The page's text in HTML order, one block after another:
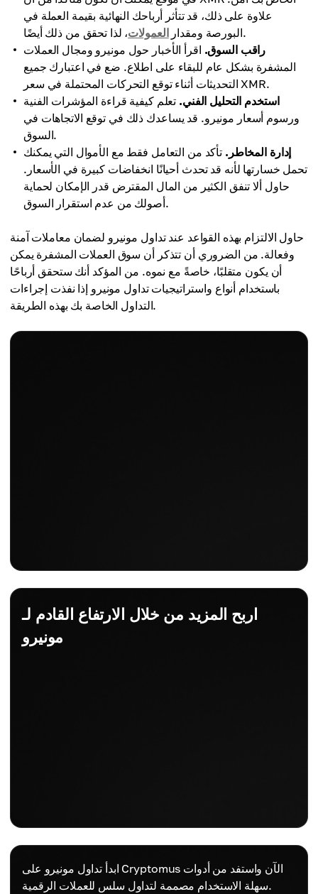
علاوة على ذلك، قد تتأثر أرباحك النهائية بقيمة العملة في
البورصة ومقدار العمولات
، لذا تحقق من ذلك أيضًا.
راقب السوق. اقرأ الأخبار حول مونيرو ومجال العملات
المشفرة بشكل عام للبقاء على اطلاع. ضع في اعتبارك جميع
التحديثات أثناء توقع التحركات المحتملة في سعر XMR.
استخدم التحليل الفني. تعلم كيفية قراءة المؤشرات الفنية
ورسوم أسعار مونيرو. قد يساعدك ذلك في توقع الاتجاهات في
السوق.
إدارة المخاطر. تأكد من التعامل فقط مع الأموال التي يمكنك
تحمل خسارتها لأنه قد تحدث أحيانًا انخفاضات كبيرة في الأسعار.
حاول ألا تنفق الكثير من المال المقترض قدر الإمكان لحماية
أصولك من عدم استقرار السوق.
حاول الالتزام بهذه القواعد عند تداول مونيرو لضمان معاملات آمنة
وفعالة. من الضروري أن تتذكر أن سوق العملات المشفرة يمكن
أن يكون متقلبًا، خاصةً مع نموه. من المؤكد أنك ستحقق أرباحًا
باستخدام أنواع واستراتيجيات تداول مونيرو إذا نفذت إجراءات
التداول الخاصة بك بهذه الطريقة.
اربح المزيد من خلال الارتفاع القادم لـ
مونيرو
ابدأ تداول مونيرو على Cryptomus الآن واستفد من أدوات
سهلة الاستخدام مصممة لتداول سلس للعملات الرقمية.